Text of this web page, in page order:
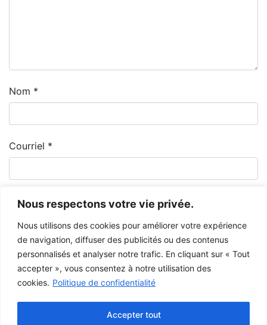
Nous respectons votre vie privée.
Nous utilisons des cookies pour améliorer votre expérience
de navigation, diffuser des publicités ou des contenus
personnalisés et analyser notre trafic. En cliquant sur « Tout
accepter », vous consentez à notre utilisation des
cookies. Politique de confidentialité
Accepter tout
Nom *
Courriel *
pas modifier l’œuvre et d’inscrire la référence complète.